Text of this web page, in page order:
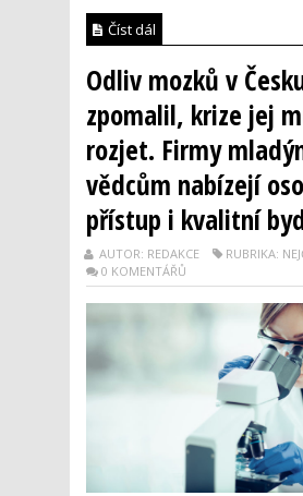
Číst dál
Odliv mozků v
zpomalil, krize jej
rozjet. Firmy
vědcům nabízejí
přístup i kvalitní
AUTOR: REDAKCE
RUBRIKA:
0 KOMENTÁŘŮ